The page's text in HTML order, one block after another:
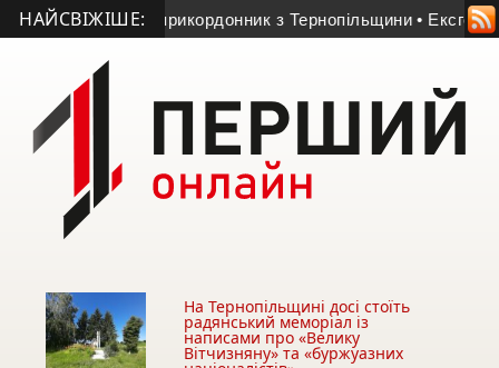
НАЙСВІЖІШЕ:
23-річний прикордонник з Тернопільщини •
На Тернопільщині досі стоїть
радянський меморіал із
написами про «Велику
Вітчизняну» та «буржуазних